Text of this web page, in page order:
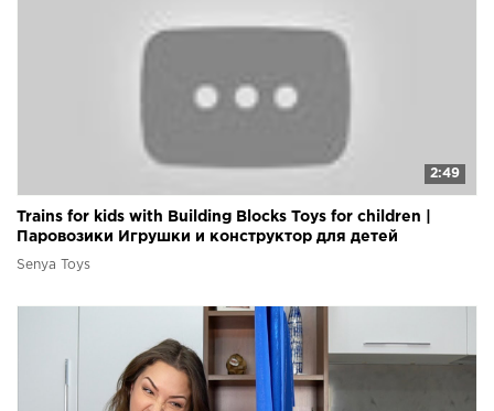
2:49
Trains for kids with Building Blocks Toys for children |
Паровозики Игрушки и конструктор для детей
Senya Toys